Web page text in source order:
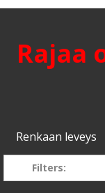
Rajaa
Renkaan leveys
Filters: